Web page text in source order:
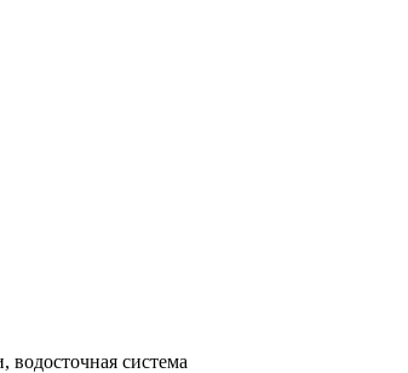
водосточная система